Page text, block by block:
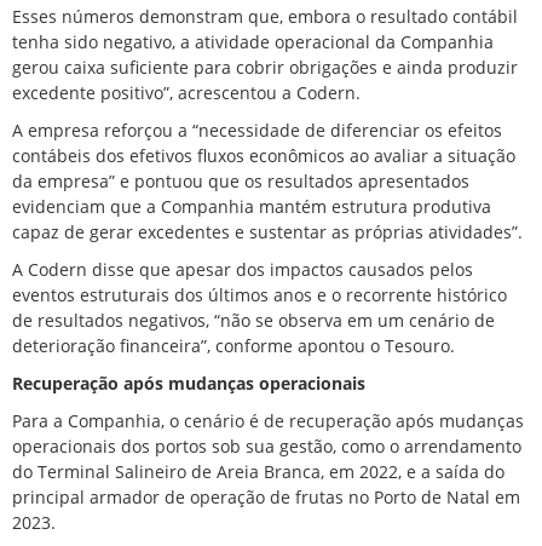
Esses números demonstram que, embora o resultado contábil
tenha sido negativo, a atividade operacional da Companhia
gerou caixa suficiente para cobrir obrigações e ainda produzir
excedente positivo”, acrescentou a Codern.
A empresa reforçou a “necessidade de diferenciar os efeitos
contábeis dos efetivos fluxos econômicos ao avaliar a situação
da empresa” e pontuou que os resultados apresentados
evidenciam que a Companhia mantém estrutura produtiva
capaz de gerar excedentes e sustentar as próprias atividades”.
A Codern disse que apesar dos impactos causados pelos
eventos estruturais dos últimos anos e o recorrente histórico
de resultados negativos, “não se observa em um cenário de
deterioração financeira”, conforme apontou o Tesouro.
Recuperação após mudanças operacionais
Para a Companhia, o cenário é de recuperação após mudanças
operacionais dos portos sob sua gestão, como o arrendamento
do Terminal Salineiro de Areia Branca, em 2022, e a saída do
principal armador de operação de frutas no Porto de Natal em
2023.